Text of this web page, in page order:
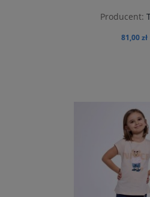
Producent:
81,00 zł
do